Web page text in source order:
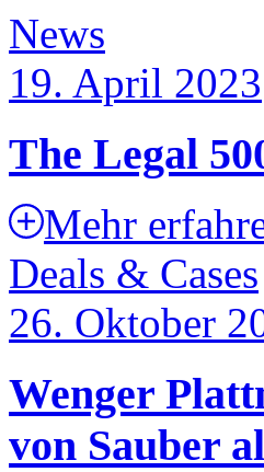
News
19. April 2023
The Legal
Mehr
Deals & Cases
26. Oktober
Wenger
von Sauber